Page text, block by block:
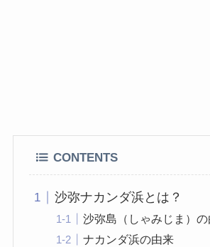
CONTENTS
沙弥ナカンダ浜とは？
沙弥島（しゃみじま）
ナカンダ浜の由来